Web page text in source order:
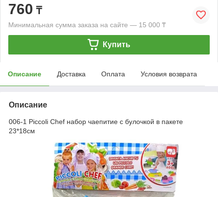
760 ₸
Минимальная сумма заказа на сайте — 15 000 ₸
Купить
Описание Доставка Оплата Условия возврата
Описание
006-1 Piccoli Chef набор чаепитие с булочкой в пакете
23*18см